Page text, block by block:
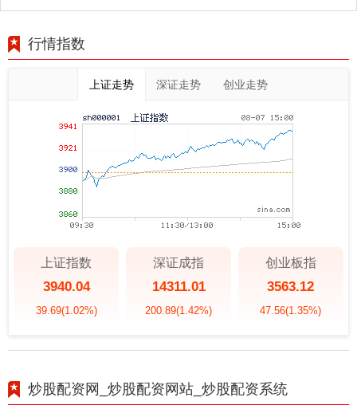
行情指数
上证走势 深证走势 创业走势
上证指数
3940.04
39.69(1.02%)
深证成指
14311.01
200.89(1.42%)
创业板指
3563.12
47.56(1.35%)
炒股配资网_炒股配资网站_炒股配资系统